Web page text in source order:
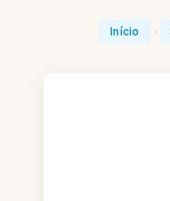
Início